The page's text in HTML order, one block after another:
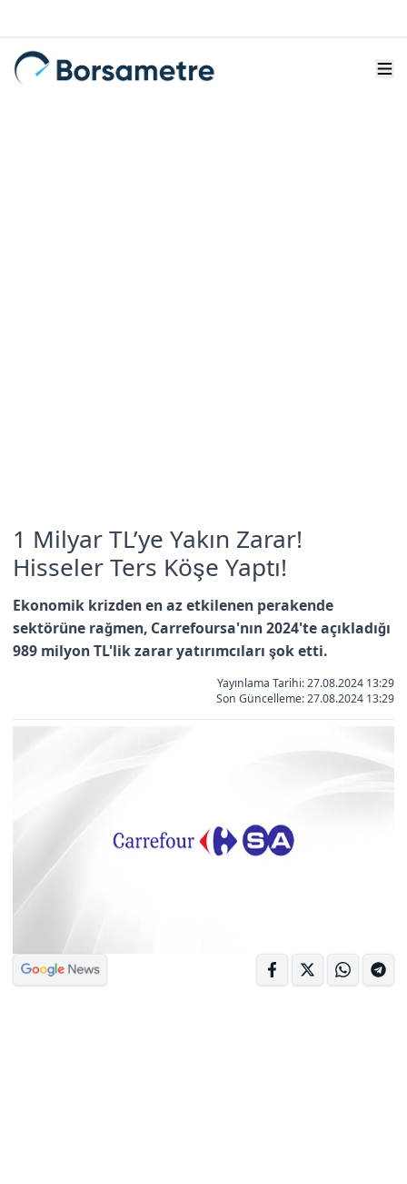
1 Milyar TL’ye Yakın Zarar!
Hisseler Ters Köşe Yaptı!
Ekonomik krizden en az etkilenen perakende
sektörüne rağmen, Carrefoursa'nın 2024'te açıkladığı
989 milyon TL'lik zarar yatırımcıları şok etti.
Yayınlama Tarihi: 27.08.2024 13:29
Son Güncelleme:27.08.2024 13:29